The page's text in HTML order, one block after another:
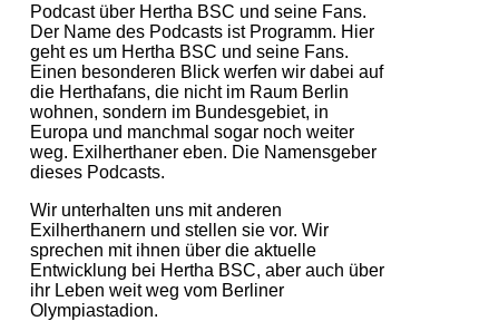
Podcast über Hertha BSC und seine Fans.
Der Name des Podcasts ist Programm. Hier
geht es um Hertha BSC und seine Fans.
Einen besonderen Blick werfen wir dabei auf
die Herthafans, die nicht im Raum Berlin
wohnen, sondern im Bundesgebiet, in
Europa und manchmal sogar noch weiter
weg. Exilherthaner eben. Die Namensgeber
dieses Podcasts.
Wir unterhalten uns mit anderen
Exilherthanern und stellen sie vor. Wir
sprechen mit ihnen über die aktuelle
Entwicklung bei Hertha BSC, aber auch über
ihr Leben weit weg vom Berliner
Olympiastadion.